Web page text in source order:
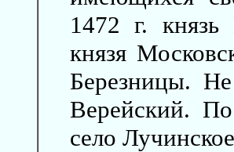
1472 г.
князя
Березницы.
Верейский.
село